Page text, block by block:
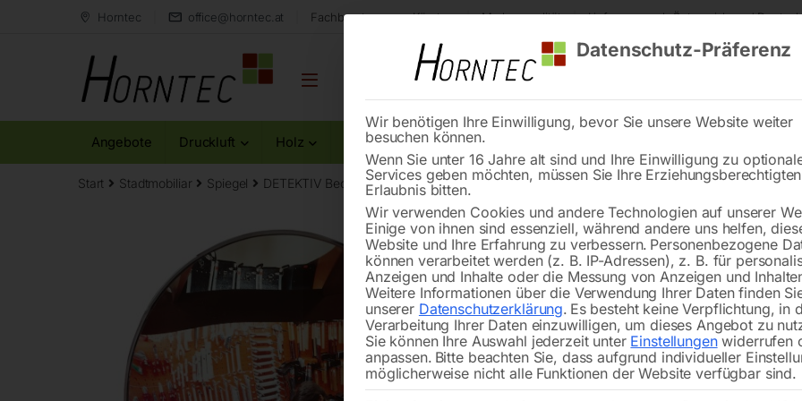
Horntec office@horntec.at Fachberatung aus Kärnten Markenqualität Lieferung nach Österreich und
Angebote Druckluft Holz Metall Reinigung
Start Stadtmobiliar Spiegel DETEKTIV Beobachtungsspiegel 500 mm
🔍
DETEKTIV
€108,00
inkl. MwSt. zzgl.Versandkosten
Datenschutz-Präferenz
Wir benötigen Ihre Einwilligung, bevor Sie unsere Website weiter
besuchen können.
Wenn Sie unter 16 Jahre alt sind und Ihre Einwilligung zu
Services geben möchten, müssen Sie Ihre
Erlaubnis bitten.
Wir verwenden Cookies und andere Technologien auf unserer
Einige von ihnen sind essenziell, während andere uns helfen,
Website und Ihre Erfahrung zu verbessern. Personenbezogene
können verarbeitet werden (z. B. IP-Adressen), z. B. für
Anzeigen und Inhalte oder die Messung von Anzeigen und
Weitere Informationen über die Verwendung Ihrer Daten finden
unserer Datenschutzerklärung. Es besteht keine Verpflichtung, in
Verarbeitung Ihrer Daten einzuwilligen, um dieses Angebot zu
Sie können Ihre Auswahl jederzeit unter Einstellungenwiderrufen
anpassen. Bitte beachten Sie, dass aufgrund individueller
möglicherweise nicht alle Funktionen der Website verfügbar sind.